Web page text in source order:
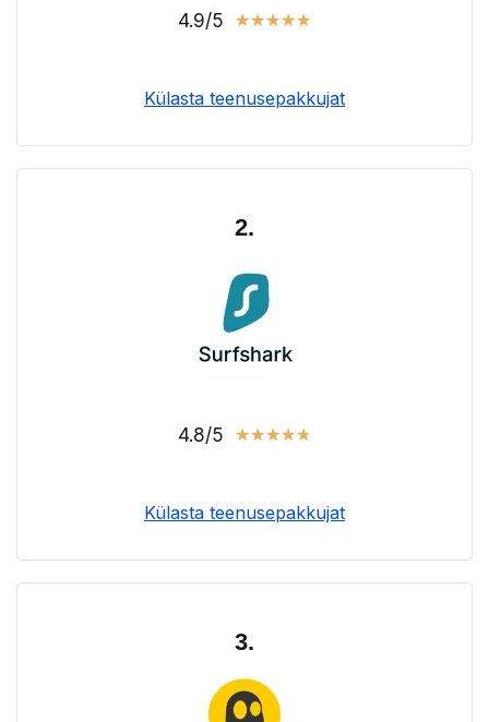
4.9/5 ★★★★★
Külasta teenusepakkujat
2.
4.8/5 ★★★★★
Külasta teenusepakkujat
3.